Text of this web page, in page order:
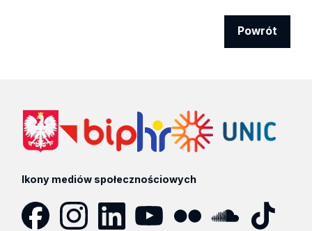
Powrót
Ikony mediów społecznościowych